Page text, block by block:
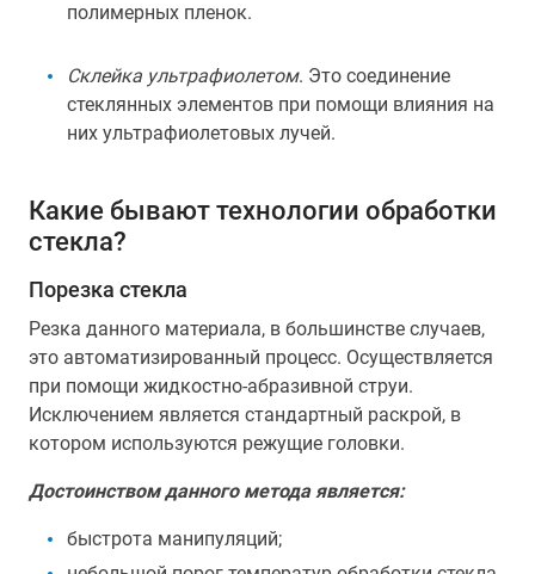
полимерных пленок.
Склейка ультрафиолетом. Это соединение
стеклянных элементов при помощи влияния на
них ультрафиолетовых лучей.
Какие бывают технологии обработки
стекла?
Порезка стекла
Резка данного материала, в большинстве случаев,
это автоматизированный процесс. Осуществляется
при помощи жидкостно-абразивной струи.
Исключением является стандартный раскрой, в
котором используются режущие головки.
Достоинством данного метода является:
быстрота манипуляций;